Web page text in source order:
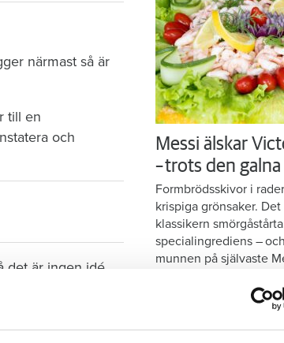
närmast så är
till en
och
det är ingen idé.
som äger
Messi älskar
– trots den
Formbrödsskivor i
krispiga grönsaker.
klassikern
specialingrediens –
munnen på självaste